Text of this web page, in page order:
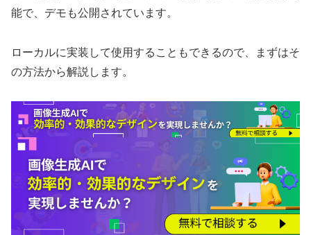
能で、デモも公開されています。
ローカルに実装して使用することもできるので、まずはそ
の方法から解説します。